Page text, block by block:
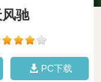
驰
PC下载